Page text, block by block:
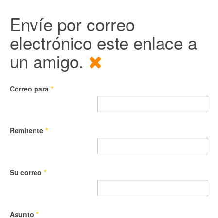
Envíe por correo
electrónico este enlace a
un amigo.
Correo para *
Remitente *
Su correo *
Asunto *